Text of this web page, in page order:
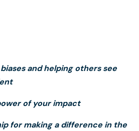
and helping others see
of your impact
for making a difference in the